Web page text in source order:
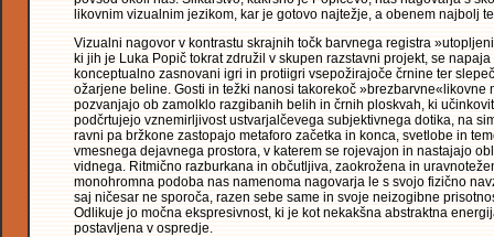
likovnim vizualnim jezikom, kar je gotovo najtežje, a obenem najbolj
Vizualni nagovor v kontrastu skrajnih točk barvnega registra
ki jih je Luka Popič tokrat združil v skupen razstavni projekt, se napaja
konceptualno zasnovani igri in protiigri vsepožirajoče črnine ter
ožarjene beline. Gosti in težki nanosi takorekoč »brezbarvne«likovne
pozvanjajo ob zamolklo razgibanih belih in črnih ploskvah, ki
podčrtujejo vznemirljivost ustvarjalčevega subjektivnega dotika, na
ravni pa bržkone zastopajo metaforo začetka in konca, svetlobe in
vmesnega dejavnega prostora, v katerem se rojevajon in nastajajo
vidnega. Ritmično razburkana in občutljiva, zaokrožena in
monohromna podoba nas namenoma nagovarja le s svojo fizično
saj ničesar ne sporoča, razen sebe same in svoje neizogibne
Odlikuje jo močna ekspresivnost, ki je kot nekakšna abstraktna
postavljena v ospredje.